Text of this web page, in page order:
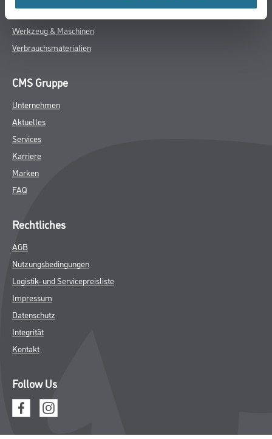
Werkzeug & Maschinen
Verbrauchsmaterialien
CMS Gruppe
Unternehmen
Aktuelles
Services
Karriere
Marken
FAQ
Rechtliches
AGB
Nutzungsbedingungen
Logistik- und Servicepreisliste
Impressum
Datenschutz
Integrität
Kontakt
Follow Us